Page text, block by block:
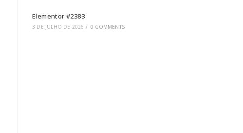
Elementor #2383
3 DE JULHO DE 2026 / 0 COMMENTS